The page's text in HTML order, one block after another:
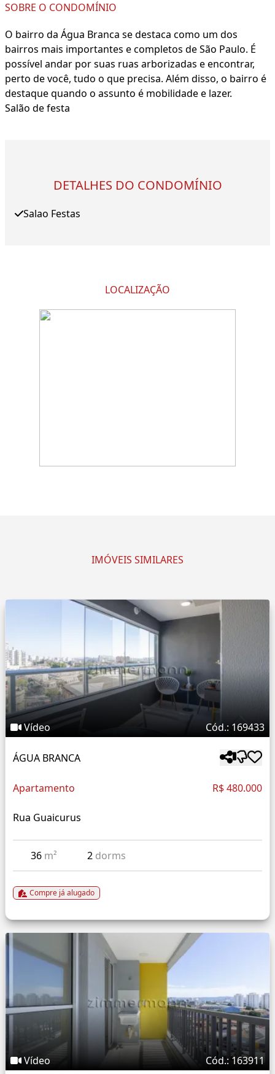
SOBRE O CONDOMÍNIO
O bairro da Água Branca se destaca como um dos
bairros mais importantes e completos de São Paulo. É
possível andar por suas ruas arborizadas e encontrar,
perto de você, tudo o que precisa. Além disso, o bairro é
destaque quando o assunto é mobilidade e lazer.
Salão de festa
DETALHES DO CONDOMÍNIO
Salao Festas
LOCALIZAÇÃO
IMÓVEIS SIMILARES
Vídeo Cód.: 169433
ÁGUA BRANCA
Apartamento R$ 480.000
Rua Guaicurus
36 m² 2 dorms
Compre já alugado
Vídeo Cód.: 163911